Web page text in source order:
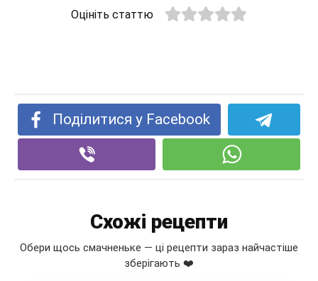
Оцініть статтю
Поділитися у Facebook
Схожі рецепти
Обери щось смачненьке — ці рецепти зараз найчастіше
зберігають ❤️